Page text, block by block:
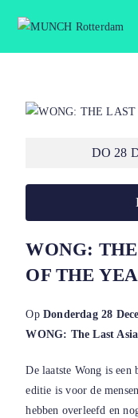
DO 28
WONG:
OF THE
OpDonderdag 28
WONG: The Last
De laatste Wong is een
editie is voor de
hebben overleefd en